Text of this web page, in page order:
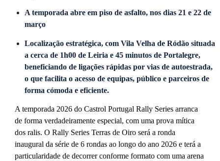
A temporada abre em piso de asfalto, nos dias 21 e 22 de
março
Localização estratégica, com Vila Velha de Ródão situada
a cerca de 1h00 de Leiria e 45 minutos de Portalegre,
beneficiando de ligações rápidas por vias de autoestrada,
o que facilita o acesso de equipas, público e parceiros de
forma cómoda e eficiente.
A temporada 2026 do Castrol Portugal Rally Series arranca
de forma verdadeiramente especial, com uma prova mítica
dos ralis. O Rally Series Terras de Oiro será a ronda
inaugural da série de 6 rondas ao longo do ano 2026 e terá a
particularidade de decorrer conforme formato com uma arena